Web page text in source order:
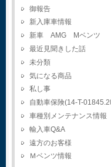
御報告
新入庫車情報
新車 AMG Mベンツ
最近見聞きした話
未分類
気になる商品
私し事
自動車保険(14-T-
車種別メンテナンス情報
輸入車Q&A
遠方のお客様
Ｍベンツ情報